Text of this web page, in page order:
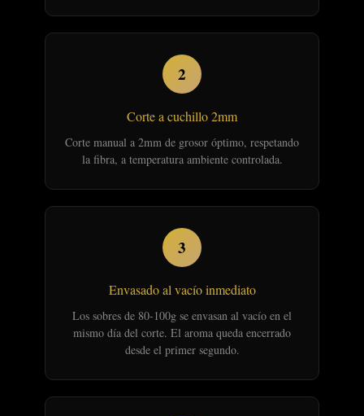
2
Corte a cuchillo 2mm
Corte manual a 2mm de grosor óptimo, respetando
la fibra, a temperatura ambiente controlada.
3
Envasado al vacío inmediato
Los sobres de 80-100g se envasan al vacío en el
mismo día del corte. El aroma queda encerrado
desde el primer segundo.